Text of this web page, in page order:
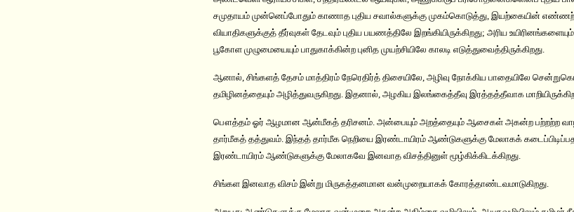
சமுதாயம் முன்னெப்போதும் காணாத புதிய சவால்களுக்கு முகம்கொடுத்து, இயற்கையின்
வியாதிகளுக்குத் தீர்வுகள் தேடவும் புதிய பயணத்திலே இறங்கியிருக்கிறது; அரிய
பூகோள முழுமையையும் பாதுகாக்கின்ற புனித முயற்சியிலே காலடி எடுத்துவைத்திருக்கிறது.
ஆனால், சிங்களத் தேசம் மாத்திரம் நேரெதிர்த் திசையிலே, அழிவு நோக்கிய பாதையிலே
தமிழினத்தையும் அழித்துவருகிறது. இதனால், அழகிய இலங்கைத்தீவு இரத்தத்தீவாக
பௌத்தம் ஓர் ஆழமான ஆன்மீகத் தரிசனம். அன்பையும் அறத்தையும் ஆசைகள் அகன்ற பற்றற்ற
தார்மீகத் தத்துவம். இந்தத் தார்மீக நெறியை இரண்டாயிரம் ஆண்டுகளுக்கு மேலாகக்
இரண்டாயிரம் ஆண்டுகளுக்கு மேலாகவே இனவாத விசத்தினுள் மூழ்கிக்கிடக்கிறது.
சிங்கள இனவாத விசம் இன்று மிருகத்தனமான வன்முறையாகக் கோரத்தாண்டவமாடுகிறது.